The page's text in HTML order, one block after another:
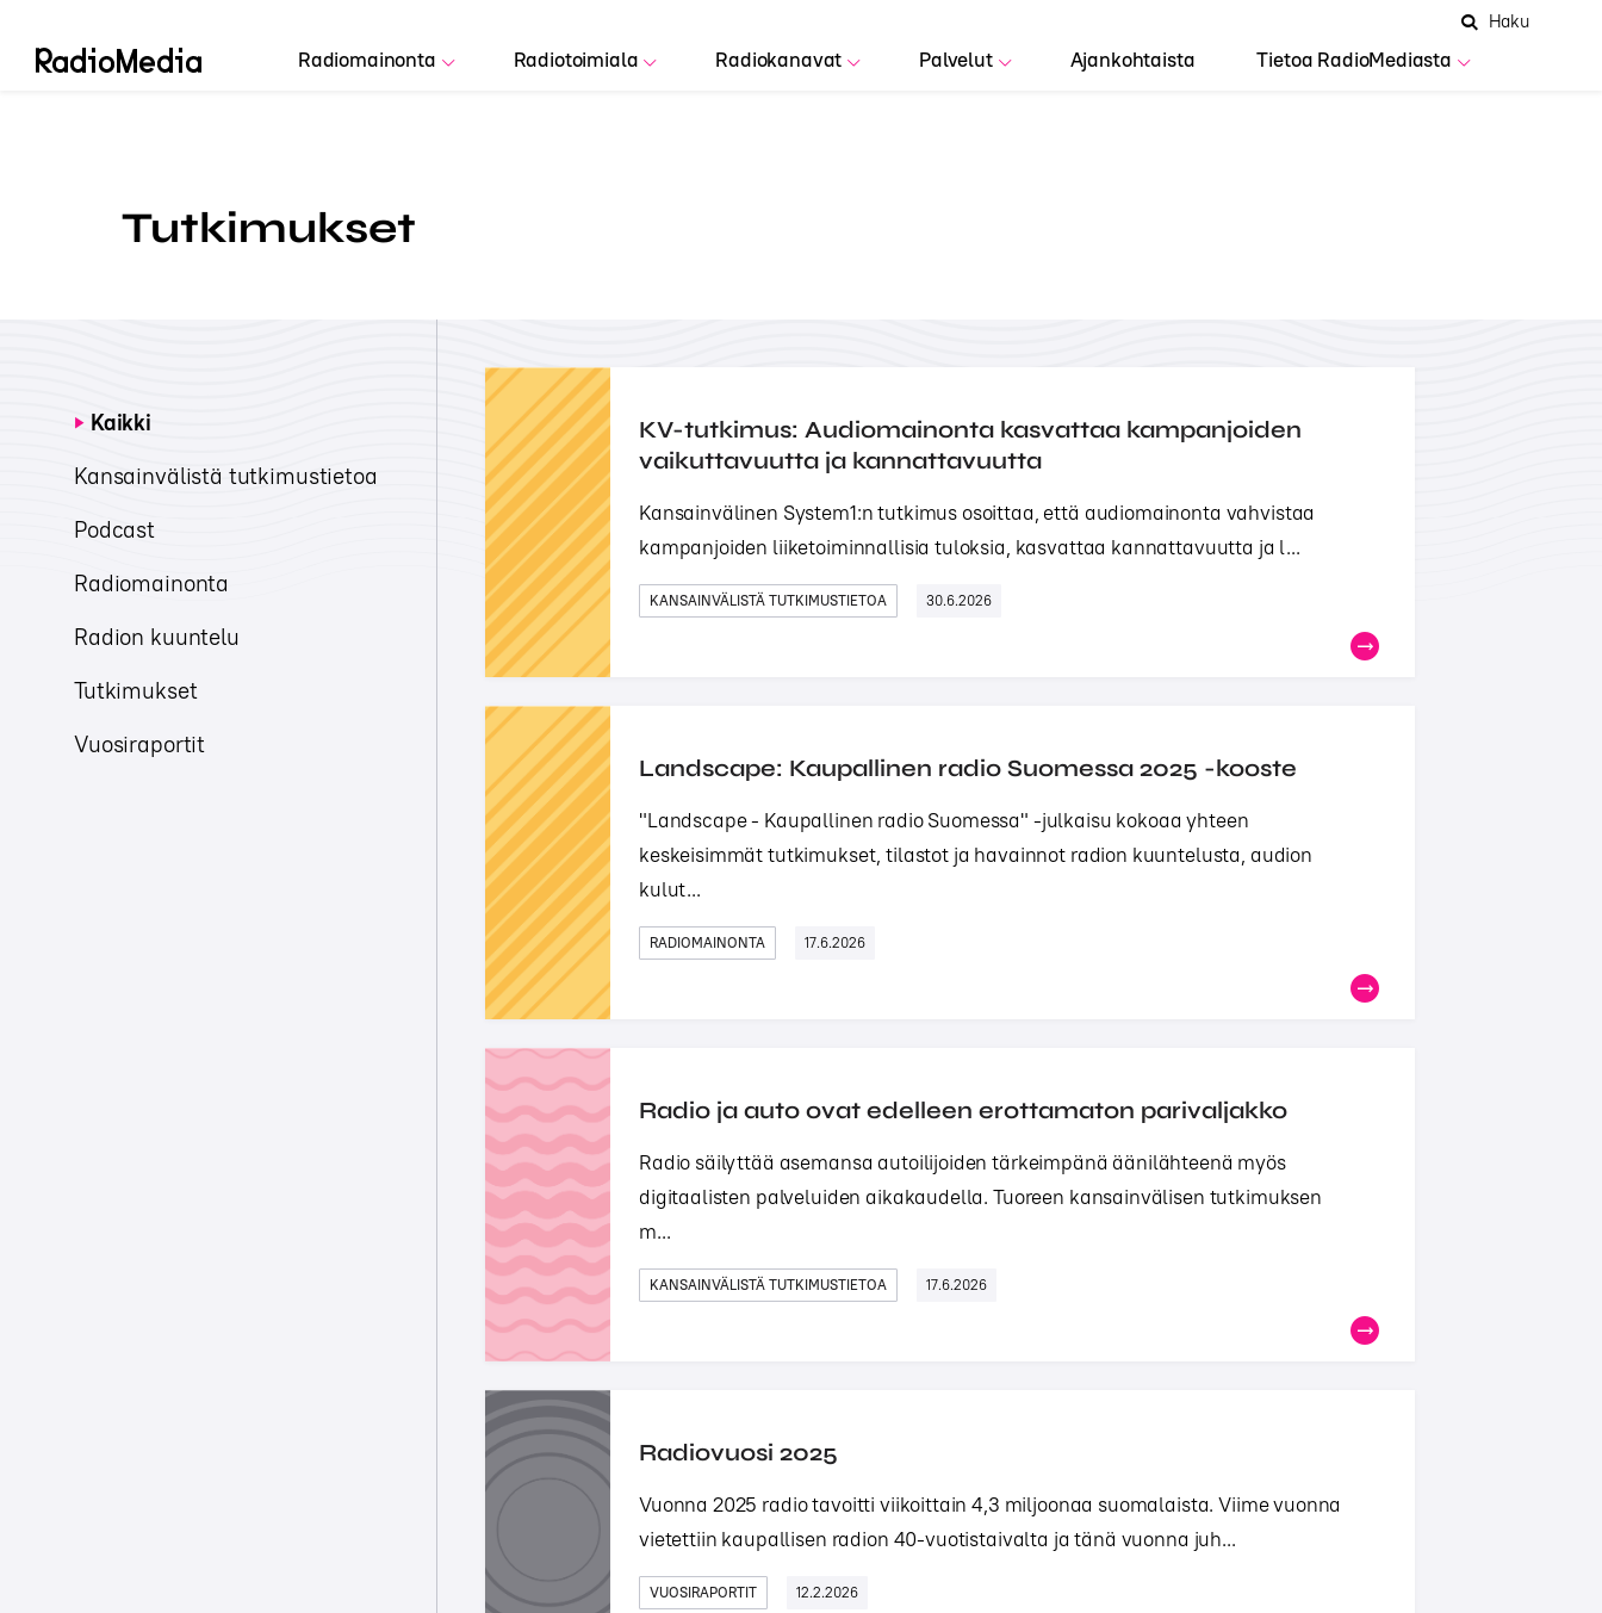
Radiomainonta Radiotoimiala Radiokanavat Palvelut Ajankohtaista Tietoa RadioMediasta
AvaaHaku
Hae
Tutkimukset
Kaikki
Kansainvälistä tutkimustietoa
Podcast
Radiomainonta
Radion kuuntelu
Tutkimukset
Vuosiraportit
KV-tutkimus: Audiomainonta kasvattaa kampanjoiden
vaikuttavuutta ja kannattavuutta
Kansainvälinen System1:n tutkimus osoittaa, että audiomainonta vahvistaa
kampanjoiden liiketoiminnallisia tuloksia, kasvattaa kannattavuutta ja l...
KANSAINVÄLISTÄ TUTKIMUSTIETOA 30.6.2026
Landscape: Kaupallinen radio Suomessa 2025 -kooste
"Landscape - Kaupallinen radio Suomessa" -julkaisu kokoaa yhteen
keskeisimmät tutkimukset, tilastot ja havainnot radion kuuntelusta, audion
kulut...
RADIOMAINONTA 17.6.2026
Radio ja auto ovat edelleen erottamaton parivaljakko
Radio säilyttää asemansa autoilijoiden tärkeimpänä äänilähteenä myös
digitaalisten palveluiden aikakaudella. Tuoreen kansainvälisen tutkimuksen
m...
KANSAINVÄLISTÄ TUTKIMUSTIETOA 17.6.2026
Radiovuosi 2025
Vuonna 2025 radio tavoitti viikoittain 4,3 miljoonaa suomalaista. Viime vuonna
vietettiin kaupallisen radion 40-vuotistaivalta ja tänä vuonna juh...
VUOSIRAPORTIT 12.2.2026